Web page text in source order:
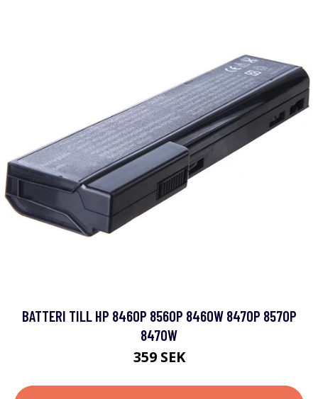
BATTERI TILL HP 8460P 8560P 8460W 8470P 8570P
8470W
359 SEK